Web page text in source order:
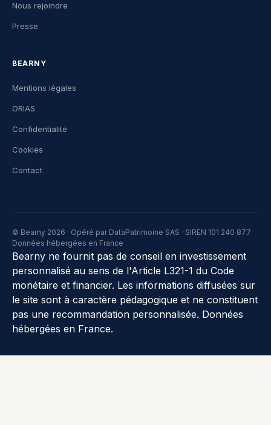
Nous rejoindre
Presse
BEARNY
Mentions légales
ORIAS
Confidentialité
Cookies
Contact
© Bearny 2026 · Opéré par DataPatrimoine SAS · SIREN 101 240 877
Données hébergées en France
Bearny ne fournit pas de conseil en investissement
personnalisé au sens de l'Article L321-1 du Code
monétaire et financier. Les informations diffusées sur
le site sont à caractère pédagogique et ne constituent
pas une recommandation personnalisée. Données
hébergées en France.